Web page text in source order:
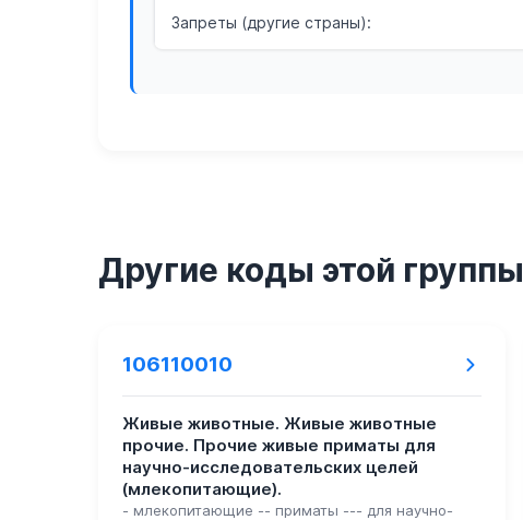
Запреты (другие страны):
Другие коды этой группы
106110010
Живые животные. Живые животные
прочие. Прочие живые приматы для
научно-исследовательских целей
(млекопитающие).
- млекопитающие -- приматы --- для научно-